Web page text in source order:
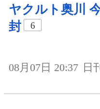
ヤクルト奥川
封
6
08月07日 20:37 日